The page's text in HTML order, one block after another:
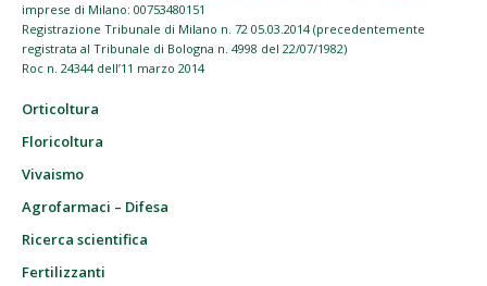
imprese di Milano: 00753480151
Registrazione Tribunale di Milano n. 72 05.03.2014 (precedentemente
registrata al Tribunale di Bologna n. 4998 del 22/07/1982)
Roc n. 24344 dell’11 marzo 2014
Orticoltura
Floricoltura
Vivaismo
Agrofarmaci – Difesa
Ricerca scientifica
Fertilizzanti